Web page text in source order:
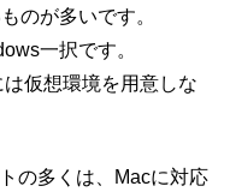
のが多いです。
一択です。
仮想環境を用意しな
の多くは、Macに対応